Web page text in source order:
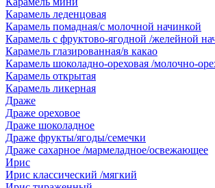
Карамель леденцовая
Карамель помадная/с молочной начинкой
Карамель с фруктово-ягодной /желейной
Карамель глазированная/в какао
Карамель шоколадно-ореховая /молочно-
Карамель открытая
Карамель ликерная
Драже
Драже ореховое
Драже шоколадное
Драже фрукты/ягоды/семечки
Драже сахарное /мармеладное/освежающее
Ирис
Ирис классический /мягкий